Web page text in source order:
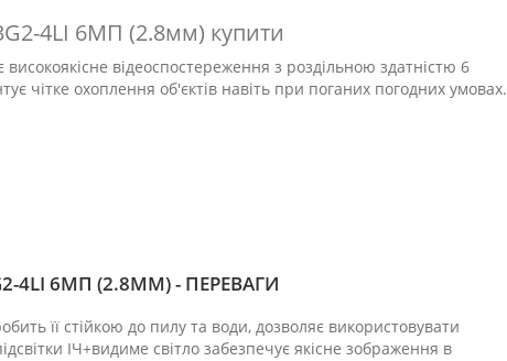
4LI 6МП (2.8мм) купити
відеоспостереження з роздільною здатністю 6
чітке охоплення об'єктів навіть при поганих погодних умовах.
4LI 6МП (2.8ММ) - ПЕРЕВАГИ
її стійкою до пилу та води, дозволяє використовувати
ІЧ+видиме світло забезпечує якісне зображення в